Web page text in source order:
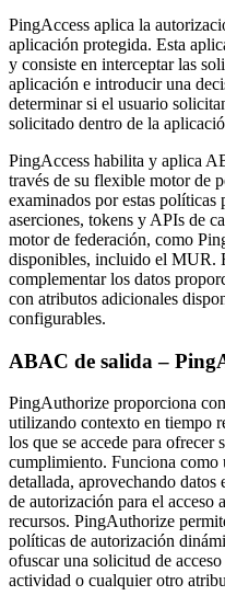
PingAccess aplica la
aplicación protegida. Esta
y consiste en interceptar las
aplicación e introducir una
determinar si el usuario
solicitado dentro de la
PingAccess habilita y aplica
través de su flexible motor de
examinados por estas políticas
aserciones, tokens y APIs de
motor de federación, como
disponibles, incluido el MUR.
complementar los datos
con atributos adicionales
configurables.
ABAC de salida –
PingAuthorize proporciona
utilizando contexto en tiempo
los que se accede para ofrecer
cumplimiento. Funciona como
detallada, aprovechando datos
de autorización para el acceso
recursos. PingAuthorize
políticas de autorización
ofuscar una solicitud de
actividad o cualquier otro